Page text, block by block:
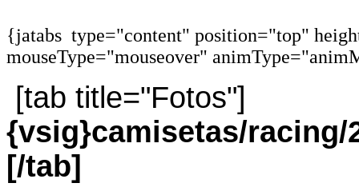
{jatabs type="content" position="top"
mouseType="mouseover"
[tab title="Fotos"]
{vsig}camisetas/racing/
[/tab]